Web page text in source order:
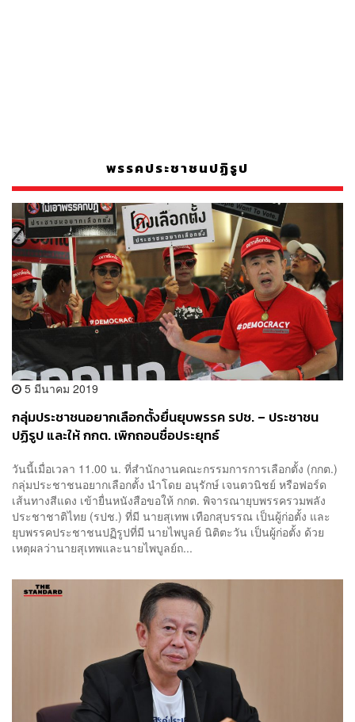
พรรคประชาชนปฏิรูป
5 มีนาคม 2019
กลุ่มประชาชนอยากเลือกตั้งยื่นยุบพรรค รปช. – ประชาชน
ปฏิรูป และให้ กกต. เพิกถอนชื่อประยุทธ์
วันนี้เมื่อเวลา 11.00 น. ที่สำนักงานคณะกรรมการการเลือกตั้ง (กกต.)
กลุ่มประชาชนอยากเลือกตั้ง นำโดย อนุรักษ์ เจนตวนิชย์ หรือฟอร์ด
เส้นทางสีแดง เข้ายื่นหนังสือขอให้ กกต. พิจารณายุบพรรครวมพลัง
ประชาชาติไทย (รปช.) ที่มี นายสุเทพ เทือกสุบรรณ เป็นผู้ก่อตั้ง และ
ยุบพรรคประชาชนปฏิรูปที่มี นายไพบูลย์ นิติตะวัน เป็นผู้ก่อตั้ง ด้วย
เหตุผลว่านายสุเทพและนายไพบูลย์ถ...